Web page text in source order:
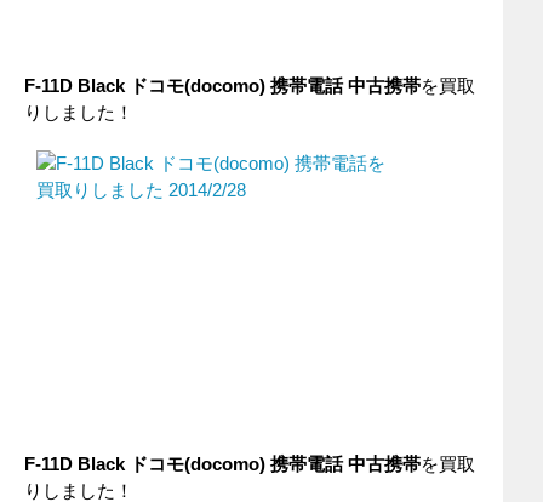
F-11D Black ドコモ(docomo) 携帯電話 中古携帯を買取
りしました！
F-11D Black ドコモ(docomo) 携帯電話 中古携帯を買取
りしました！